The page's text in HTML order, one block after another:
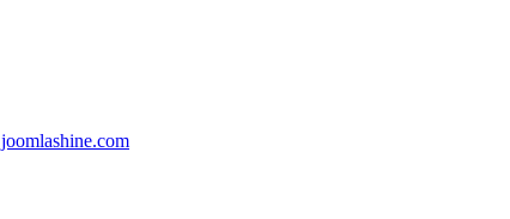
joomlashine.com